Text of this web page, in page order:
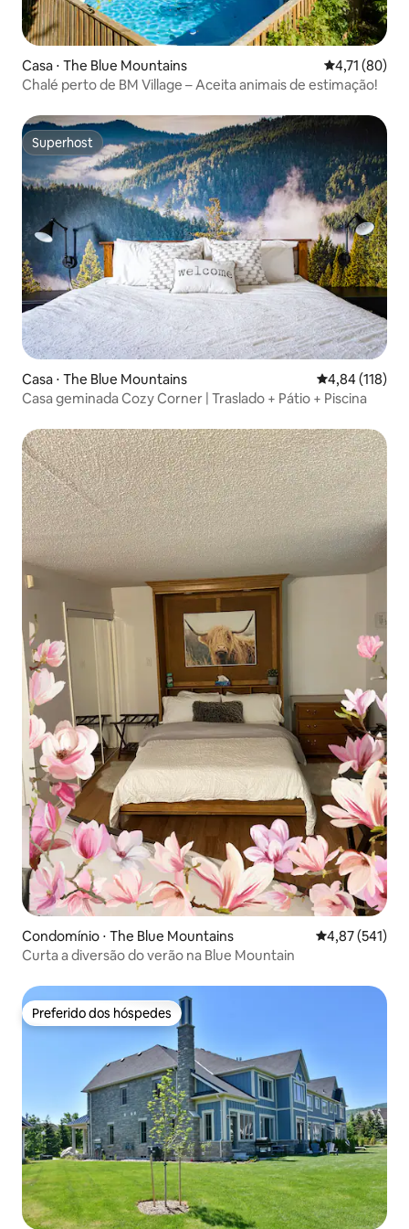
Casa ⋅ The Blue Mountains 4,71 de uma
4,71 (80)
Chalé perto de BM Village – Aceita animais de estimação!
Superhost
Superhost
Casa ⋅ The Blue Mountains 4,84 de uma
4,84 (118)
Casa geminada Cozy Corner | Traslado + Pátio + Piscina
Condomínio ⋅ The Blue Mountains 4,87 de uma
4,87 (541)
Curta a diversão do verão na Blue Mountain
Preferido dos hóspedes
Preferido dos hóspedes